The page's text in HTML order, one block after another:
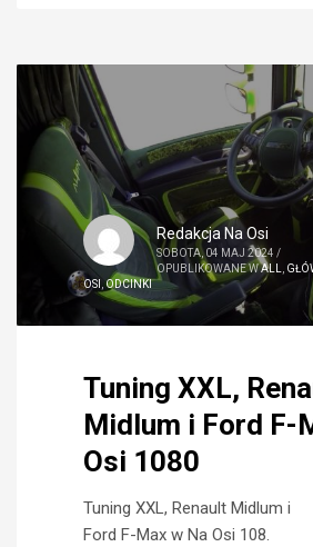
Redakcja Na Osi
SOBOTA, 04 MAJ 2024 /
OPUBLIKOWANE WALL,
OSI ,ODCINKI
Tuning XXL,
Midlum i Ford F-
Osi 1080
Tuning XXL, Renault Midlum i
Ford F-Max w Na Osi 108.